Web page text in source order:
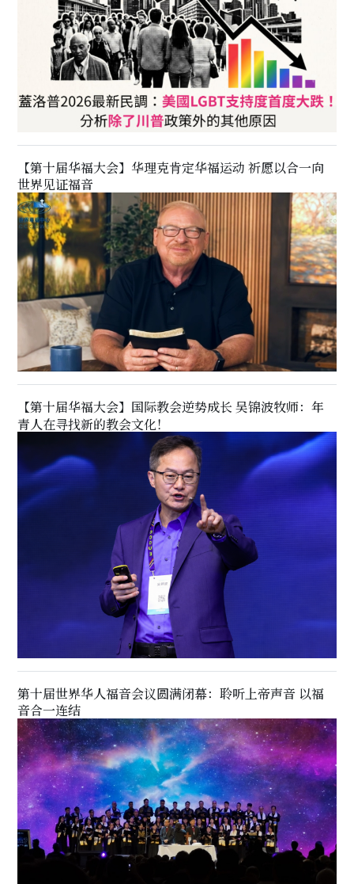
【第十届华福大会】华理克肯定华福运动 祈愿以合一向
世界见证福音
【第十届华福大会】国际教会逆势成长 吴锦波牧师：年
青人在寻找新的教会文化！
第十届世界华人福音会议圆满闭幕：聆听上帝声音 以福
音合一连结